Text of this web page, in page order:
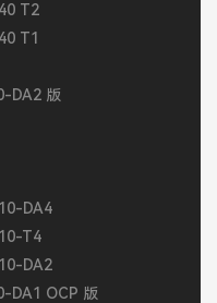
T2
T1
DA2 版
DA4
T4
DA2
DA1 OCP 版